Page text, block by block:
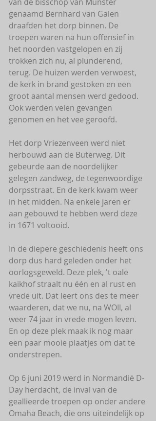
genaamd Bernhard van Galen
draafden het dorp binnen. De
troepen waren na hun offensief in
het noorden vastgelopen en zij
trokken zich nu, al plunderend,
terug. De huizen werden verwoest,
de kerk in brand gestoken en een
groot aantal mensen werd gedood.
Ook werden velen gevangen
genomen en het vee geroofd.
Het dorp Vriezenveen werd niet
herbouwd aan de Buterweg. Dit
gebeurde aan de noordelijker
gelegen zandweg, de tegenwoordige
dorpsstraat. En de kerk kwam weer
in het midden. Na enkele jaren er
aan gebouwd te hebben werd deze
in 1671 voltooid.
In de diepere geschiedenis heeft ons
dorp dus hard geleden onder het
oorlogsgeweld. Deze plek, 't oale
kaikhof straalt nu één en al rust en
vrede uit. Dat leert ons des te meer
waarderen, dat we nu, na WOII, al
weer 74 jaar in vrede mogen leven.
En op deze plek maak ik nog maar
een paar mooie plaatjes om dat te
onderstrepen.
Op 6 juni 2019 werd in Normandië D-
Day herdacht, de inval van de
geallieerde troepen op onder andere
Omaha Beach, die ons uiteindelijk op